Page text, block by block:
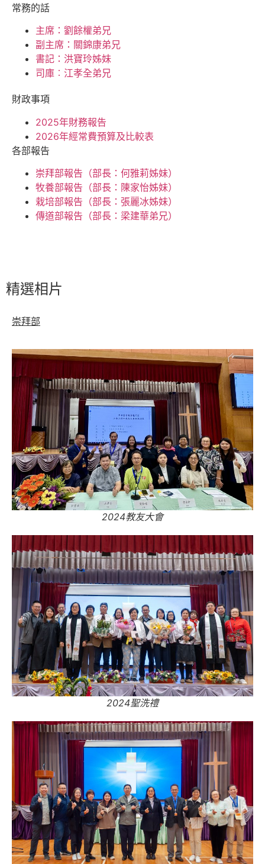
常務的話
主席：劉餘權弟兄
副主席：關錦康弟兄
書記：洪寶玲姊妹
司庫︰江孝全弟兄
財政事項
2025年財務報告
2026年經常費預算及比較表
各部報告
崇拜部報告（部長：何雅莉姊妹）
牧養部報告（部長：陳家怡姊妹）
栽培部報告（部長：張麗冰姊妹）
傳道部報告（部長：梁建華弟兄）
精選相片
崇拜部
2024教友大會
2024聖洗禮